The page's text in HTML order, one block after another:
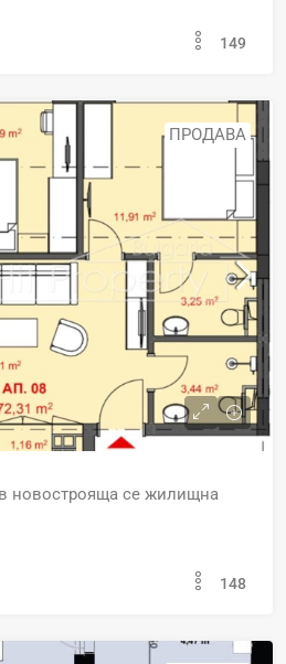
149
ПРОДАВА
новострояща се жилищна
148